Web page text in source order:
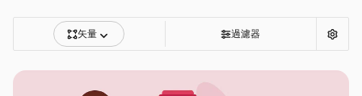
矢量 過濾器